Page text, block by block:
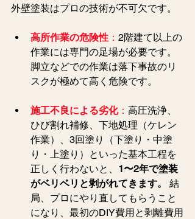
外壁塗装はプロの技術が不可欠です。
高所作業の危険性 ： 2階建て以上の
作業には専門の足場が必要です。
脚立などでの作業は落下事故のリ
スクが極めて高く危険です。
施工不良による劣化： 高圧洗浄、
ひび割れ補修、下地処理（ケレン
作業）、3回塗り（下塗り・中塗
り・上塗り）といった基本工程を
正しく行わないと、 1〜2年で塗装
がベリベリと剥がれてきます。
結
局、プロにやり直してもらうこと
になり、最初のDIY費用と剥離費用